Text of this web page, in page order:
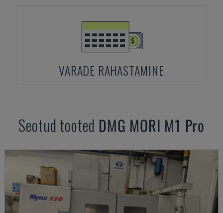
VARADE RAHASTAMINE
Seotud tooted DMG MORI M1 Pro